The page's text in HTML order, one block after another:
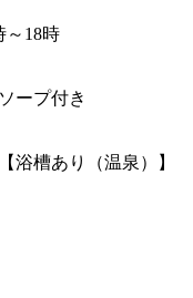
～18時
ープ付き
浴槽あり（温泉）】